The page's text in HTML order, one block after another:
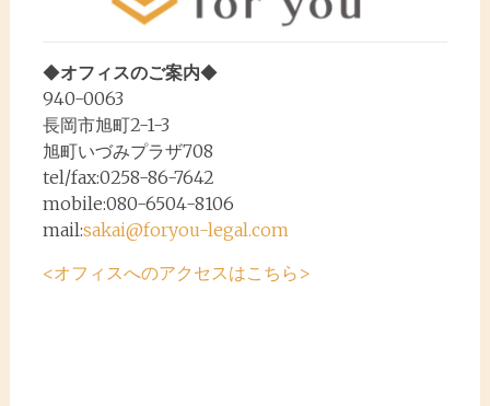
◆オフィスのご案内◆
940-0063
長岡市旭町2-1-3
旭町いづみプラザ708
tel/fax:0258-86-7642
mobile:080-6504-8106
mail:sakai@foryou-legal.com
<オフィスへのアクセスはこちら>